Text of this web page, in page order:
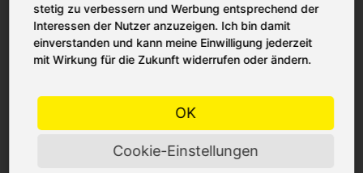
WEINGUT VAN VOLXEM
stetig zu verbessern und Werbung entsprechend der
Interessen der Nutzer anzuzeigen. Ich bin damit
einverstanden und kann meine Einwilligung jederzeit
mit Wirkung für die Zukunft widerrufen oder ändern.
OK
Cookie-Einstellungen